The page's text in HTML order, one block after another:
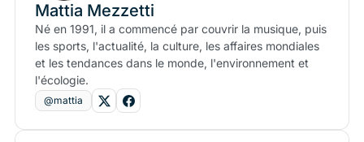
Mattia Mezzetti
Né en 1991, il a commencé par couvrir la musique, puis
les sports, l'actualité, la culture, les affaires mondiales
et les tendances dans le monde, l'environnement et
l'écologie.
@mattia